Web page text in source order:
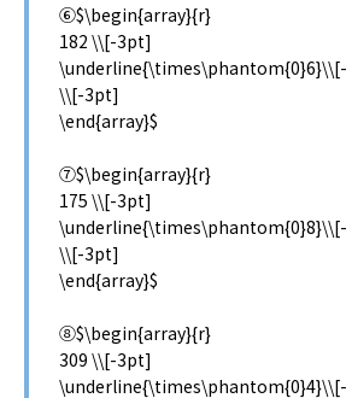
⑥$\begin{array}{r}
182 \\[-3pt]
\\[-3pt]
\end{array}$
⑦$\begin{array}{r}
175 \\[-3pt]
\\[-3pt]
\end{array}$
⑧$\begin{array}{r}
309 \\[-3pt]